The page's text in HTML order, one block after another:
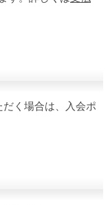
く場合は、入会ポ